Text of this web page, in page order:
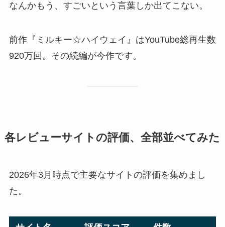
なんかもう、すごいという言葉しか出てこない。
前作『ミルキー☆ハイウェイ』はYouTube総再生数
920万回。その続編が今作です。
各レビューサイトの評価、全部並べてみた
2026年3月時点で主要なサイトの評価を集めまし
た。